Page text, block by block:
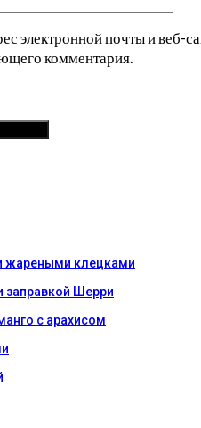
электронной почты и веб-
комментария.
жареными клецками
заправкой Шерри
с арахисом